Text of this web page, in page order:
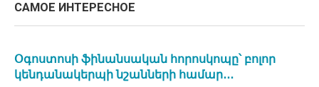
САМОЕ ИНТЕРЕСНОЕ
Օգոստոսի ֆինանսական հորոսկոպը՝ բոլոր
կենդանակերպի նշանների համար․․․